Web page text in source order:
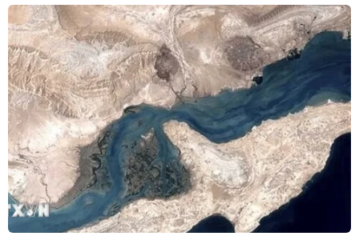
30/07/2026 11:20
Các nhà sản xuất ôtô Trung Quốc
đang gây áp lực lên các đối thủ Anh
30/07/2026 03:59
Pin xe điện - lời giải của bài toán
nguồn điện cho AI
30/07/2026 01:35